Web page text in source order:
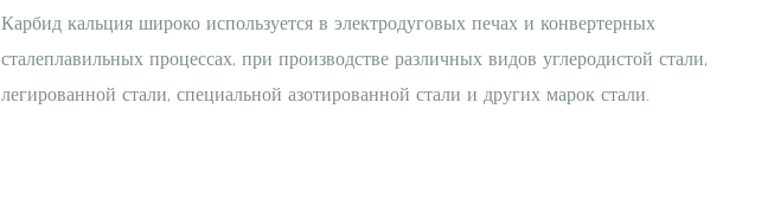
Карбид кальция широко используется в электродуговых печах и конвертерных
сталеплавильных процессах, при производстве различных видов углеродистой стали,
легированной стали, специальной азотированной стали и других марок стали.